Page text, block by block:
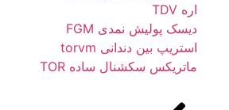
اره TDV
دیسک پولیش نمدی FGM
استریپ بین دندانی torvm
ماتریکس سکشنال ساده TOR